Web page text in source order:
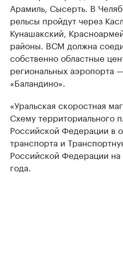
Арамиль, Сысерть. В
рельсы пройдут через
Кунашакский,
районы. ВСМ должна
собственно областные
региональных аэропорта
«Баландино».
«Уральская скоростная
Схему территориального
Российской Федерации в
транспорта и
Российской Федерации
года.